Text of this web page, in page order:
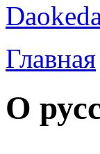
Главная
О